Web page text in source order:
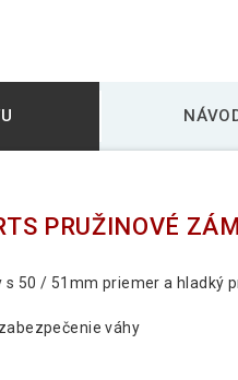
PRUŽINOVÉ
s 50 / 51mm priemer a hladký
váhy